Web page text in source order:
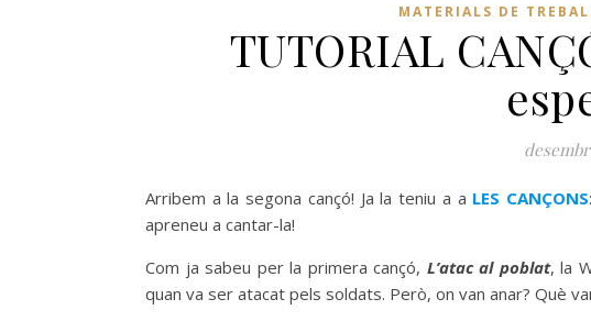
MATERIALS DE
TUTORIAL
Arribem a la segona cançó! Ja la teniu a a LES CANÇONS
apreneu a cantar-la!
Com ja sabeu per la primera cançó, L’atac al poblat, la
quan va ser atacat pels soldats. Però, on van anar? Què